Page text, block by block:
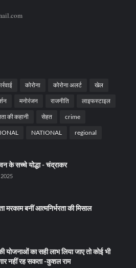
कोरोना कोरोना अलर्ट खेल
मनोरंजन राजनीति लाइफस्टाइल
की कहानी सेहत crime
NATIONAL regional
के सच्चे योद्धा - चंद्राकर
मरकाम बनीं आत्मनिर्भरता की मिसाल
योजनाओं का सही लाभ लिया जाए तो कोई भी
नहीं रह सकता -कुशल राम